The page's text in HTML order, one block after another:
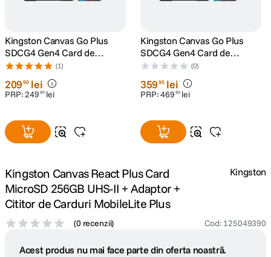
8. dji mic mini
9. dji osmo
Kingston Canvas Go Plus
SDCG4 Gen4 Card de
Memorie microSDXC 128GB
200MB/s U3 V30 cu Adaptor
(1)
20990 lei
PRP:249 90 lei
Kingston Canvas Go Plus
SDCG4 Gen4 Card de
Memorie microSDXC 256GB
200MB/s U3 V30 cu Adaptor
(0)
35990 lei
PRP:469 90 lei
Kingston Canvas React Plus Card
MicroSD 256GB UHS-II + Adaptor +
Cititor de Carduri MobileLite Plus
(0 recenzii) Cod: 125049390
Kingston
Acest produs nu mai face parte din oferta noastră.